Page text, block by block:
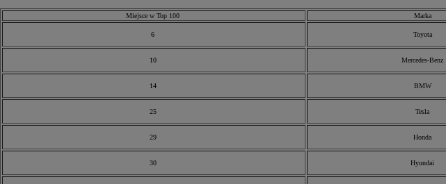
Miejsce w Top 100 Marka
6 Toyota
10 Mercedes-Benz
14 BMW
25 Tesla
29 Honda
30 Hyundai